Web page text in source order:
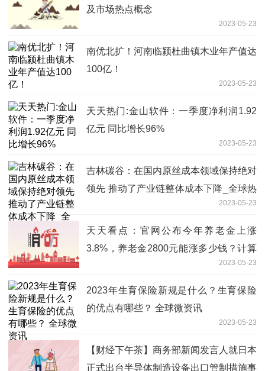
及市场热点概念
2023-05-23
南优北扩！河南临颍杜曲镇木业年产值达
100亿！
2023-05-23
天天热门:金山软件：一季度净利润1.92
亿元 同比增长96%
2023-05-23
吉林碳谷：在国内原丝成本领域保持绝对
领先 推动了产业链整体成本下降_全球热
2023-05-23
天天看点：官网公布今年养老金上涨
3.8%，养老金2800元能涨多少钱？计算
2023-05-23
2023年生育保险新规是什么？生育保险
的优点有哪些？ 全球微资讯
2023-05-23
【财经下午茶】商务部新闻发言人就日本
正式出台半导体制造设备出口管制措施事